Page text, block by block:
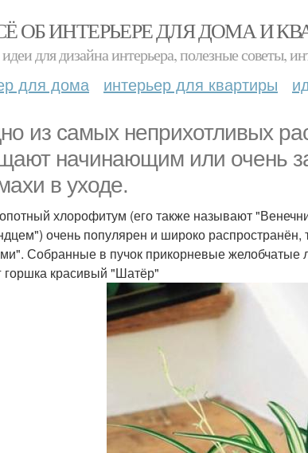
ОБ ИНТЕРЬЕРЕ ДЛЯ ДОМА И
для дизайна интерьера, полезные советы,
для дома интерьер для квартиры
из самых неприхотливых
начинающим или очень
в уходе.
хлорофитум (его также называют
очень популярен и широко
Собранные в пучок прикорневые желобчатые
горшка красивый "Шатёр"